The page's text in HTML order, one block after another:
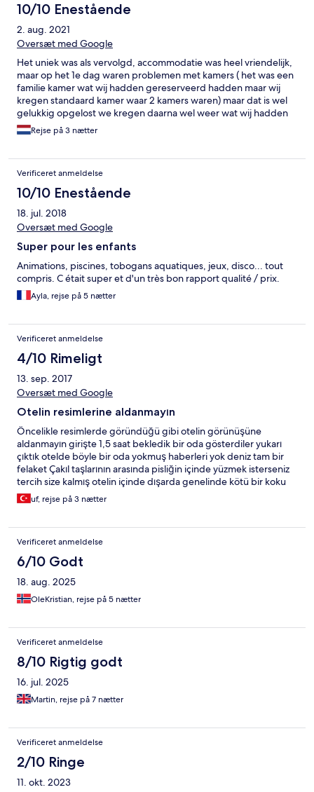
10/10 Enestående
2. aug. 2021
Oversæt med Google
Het uniek was als vervolgd, accommodatie was heel vriendelijk,
maar op het 1e dag waren problemen met kamers ( het was een
familie kamer wat wij hadden gereserveerd hadden maar wij
kregen standaard kamer waar 2 kamers waren) maar dat is wel
gelukkig opgelost we kregen daarna wel weer wat wij hadden
gereserveerd. En verder waren etens ook top, het restaurant
was lekker cool, en het zwembaden , snackbars waren gewoon
Rejse på 3 nætter
Verificeret anmeldelse
10/10 Enestående
18. jul. 2018
Oversæt med Google
Super pour les enfants
Animations, piscines, tobogans aquatiques, jeux, disco... tout
compris. C était super et d'un très bon rapport qualité / prix.
Ayla, rejse på 5 nætter
Verificeret anmeldelse
4/10 Rimeligt
13. sep. 2017
Oversæt med Google
Otelin resimlerine aldanmayın
Öncelikle resimlerde göründüğü gibi otelin görünüşüne
aldanmayın girişte 1,5 saat bekledik bir oda gösterdiler yukarı
çıktık otelde böyle bir oda yokmuş haberleri yok deniz tam bir
felaket Çakıl taşlarının arasında pisliğin içinde yüzmek isterseniz
tercih size kalmış otelin içinde dışarda genelinde kötü bir koku
var hiç gitmedi yemekleri söylemeye gerek yok zaten patates
kızartması yersiniz havuzu fena değil ben pek memnun kalmadım
O kadar para vermeye değmez
uf, rejse på 3 nætter
Verificeret anmeldelse
6/10 Godt
18. aug. 2025
OleKristian, rejse på 5 nætter
Verificeret anmeldelse
8/10 Rigtig godt
16. jul. 2025
Martin, rejse på 7 nætter
Verificeret anmeldelse
2/10 Ringe
11. okt. 2023